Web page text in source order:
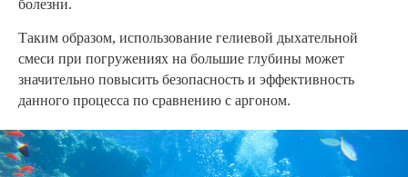
болезни.
Таким образом, использование гелиевой дыхательной
смеси при погружениях на большие глубины может
значительно повысить безопасность и эффективность
данного процесса по сравнению с аргоном.